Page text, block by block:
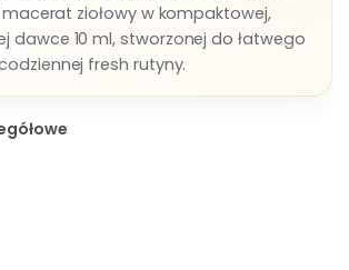
ziołowy w kompaktowej,
dawce 10 ml, stworzonej do łatwego
fresh rutyny.